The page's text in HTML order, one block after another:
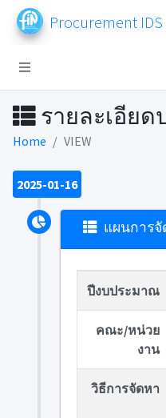
Procurement IDS
รายละเอียด
Home VIEW
2025-01-16
แผนการ
ปีงบประมาณ
คณะ/หน่วย
งาน
วิธีการจัดหา